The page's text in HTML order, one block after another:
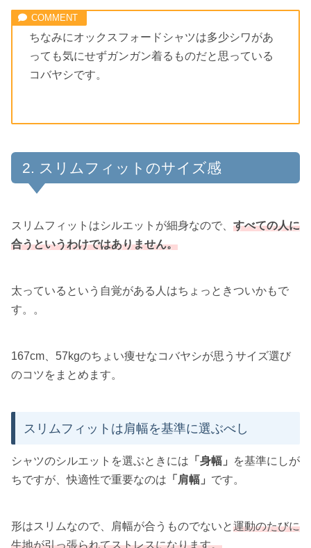
ちなみにオックスフォードシャツは多少シワがあ
っても気にせずガンガン着るものだと思っている
コバヤシです。
スリムフィットのサイズ感
スリムフィットはシルエットが細身なので、 すべての人に
合うというわけではありません。
太っているという自覚がある人はちょっときついかもで
す。。
167cm、57kgのちょい痩せなコバヤシが思うサイズ選び
のコツをまとめます。
スリムフィットは肩幅を基準に選ぶべし
シャツのシルエットを選ぶときには 「身幅」
を基準にしが
ちですが、快適性で重要なのは 「肩幅」 です。
形はスリムなので、肩幅が合うものでないと運動のたびに
生地が引っ張られてストレスになります。